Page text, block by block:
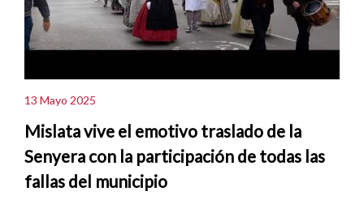
13 Mayo 2025
Mislata vive el emotivo traslado de la
Senyera con la participación de todas las
fallas del municipio